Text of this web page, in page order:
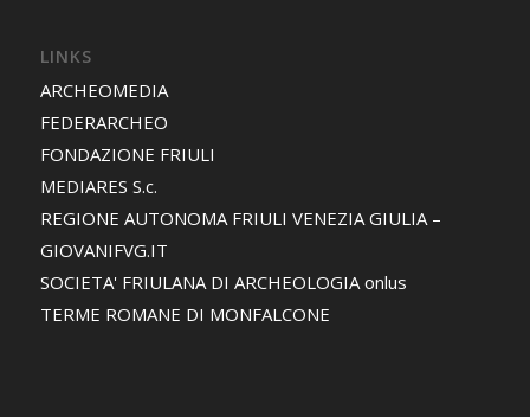
LINKS
ARCHEOMEDIA
FEDERARCHEO
FONDAZIONE FRIULI
MEDIARES S.c.
REGIONE AUTONOMA FRIULI VENEZIA GIULIA –
GIOVANIFVG.IT
SOCIETA' FRIULANA DI ARCHEOLOGIA onlus
TERME ROMANE DI MONFALCONE